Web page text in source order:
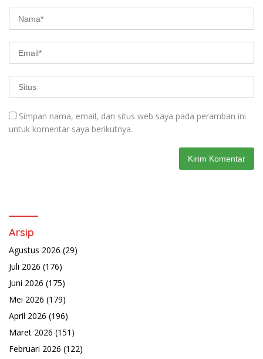
Simpan nama, email, dan situs web saya pada peramban ini
untuk komentar saya berikutnya.
Arsip
Agustus 2026 (29)
Juli 2026 (176)
Juni 2026 (175)
Mei 2026 (179)
April 2026 (196)
Maret 2026 (151)
Februari 2026 (122)